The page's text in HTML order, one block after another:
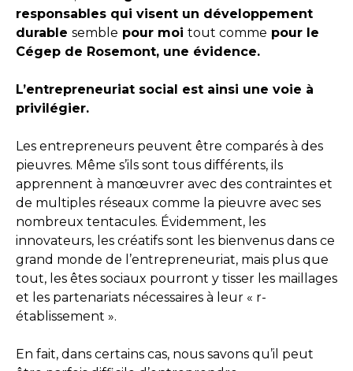
responsables qui visent un développement
durable semble pour moi tout comme pour le
Cégep de Rosemont, une évidence.
L’entrepreneuriat social est ainsi une voie à
privilégier.
Les entrepreneurs peuvent être comparés à des
pieuvres. Même s’ils sont tous différents, ils
apprennent à manœuvrer avec des contraintes et
de multiples réseaux comme la pieuvre avec ses
nombreux tentacules. Évidemment, les
innovateurs, les créatifs sont les bienvenus dans ce
grand monde de l’entrepreneuriat, mais plus que
tout, les êtes sociaux pourront y tisser les maillages
et les partenariats nécessaires à leur « r-
établissement ».
En fait, dans certains cas, nous savons qu’il peut